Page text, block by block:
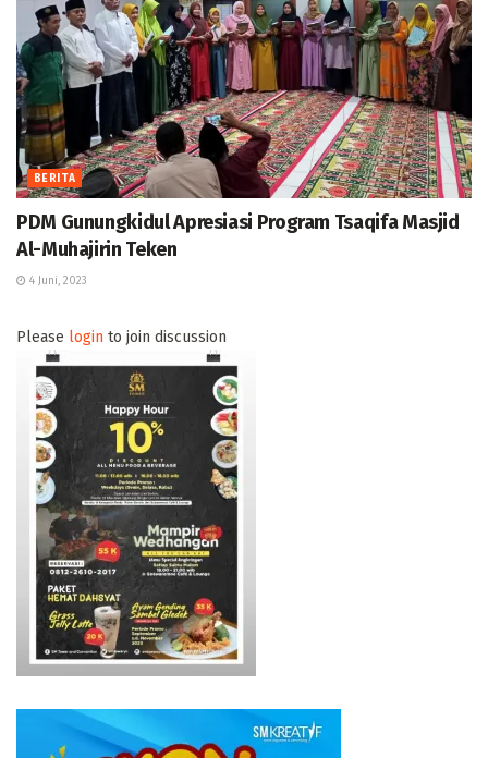
BERITA
PDM Gunungkidul Apresiasi Program Tsaqifa Masjid
Al-Muhajirin Teken
4 Juni, 2023
Please login to join discussion